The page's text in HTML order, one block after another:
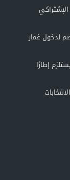
لدخول غمار
إطارًا